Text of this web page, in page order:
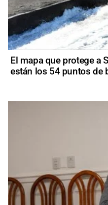
El mapa que protege a
están los 54 puntos de